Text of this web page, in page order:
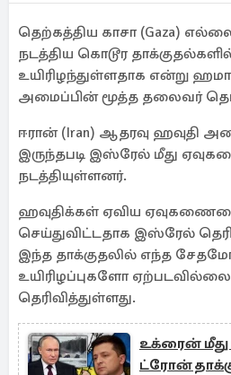
தெற்கத்திய காசா (Gaza)
நடத்திய கொடூர
உயிரிழந்துள்ளதாக என்று
அமைப்பின் மூத்த தலைவர்
ஈரான் (Iran) ஆதரவு ஹவுதி
இருந்தபடி இஸ்ரேல் மீது
நடத்தியுள்ளனர்.
ஹவுதிக்கள் ஏவிய
செய்துவிட்டதாக இஸ்ரேல்
இந்த தாக்குதலில் எந்த
உயிரிழப்புகளோ
தெரிவித்துள்ளது.
உக்ரைன் மீது
ட்ரோன்